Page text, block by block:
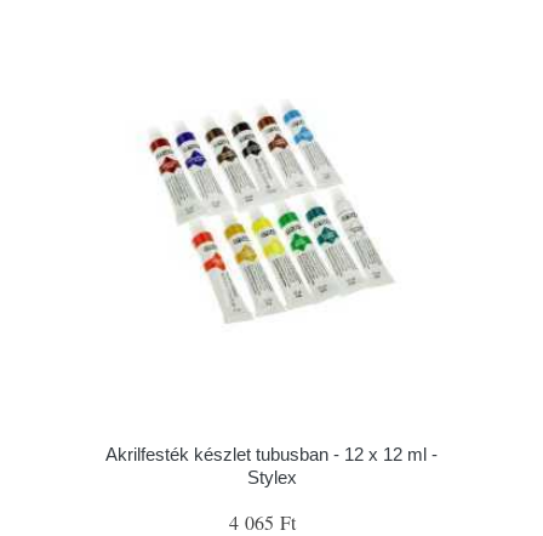
Akrilfesték készlet tubusban - 12 x 12 ml -
Stylex
4 065 Ft